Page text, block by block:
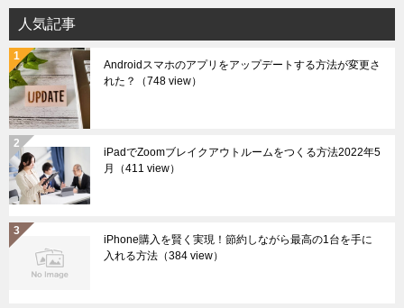
イ
ブ
人気記事
Androidスマホのアプリをアップデートする方法が変更さ
れた？
（748 view）
iPadでZoomブレイクアウトルームをつくる方法2022年5
月
（411 view）
iPhone購入を賢く実現！節約しながら最高の1台を手に
入れる方法 （384 view）